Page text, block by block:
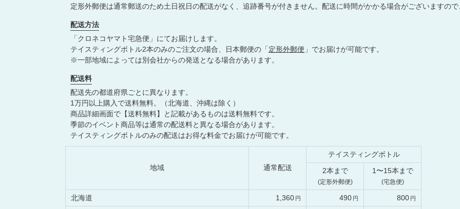
定形外郵便は通常郵送のため土日祝日の配送がなく、追跡番号が付きません。配送に時間がかかる場合がございますので
配送方法
「クロネコヤマト宅急便」にてお届けします。
テイスティングボトル2本のみのご注文の場合、日本郵便の「定形外郵便 」でお届けが可能です。
※一部地域によっては別会社からの発送となる場合があります。
配送料
配送先の都道府県ごとに異なります。
1万円以上購入で送料無料。（北海道、沖縄は除く）
商品詳細画面で【送料無料】と記載があるものは送料無料です。
季節のイベント商品等は通常の配送料と異なる場合があります。
テイスティングボトルのみの配送はお得な料金でお届けが可能です。
地域 通常配送
テイスティングボトル
2本まで
(定形外郵便)
1〜15本まで
(宅急便)
北海道 1,360 490
800